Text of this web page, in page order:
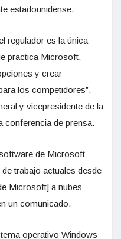
estadounidense.
regulador es la única
practica Microsoft,
y crear
los competidores”,
y vicepresidente de la
conferencia de prensa.
de Microsoft
trabajo actuales desde
Microsoft] a nubes
un comunicado.
operativo Windows